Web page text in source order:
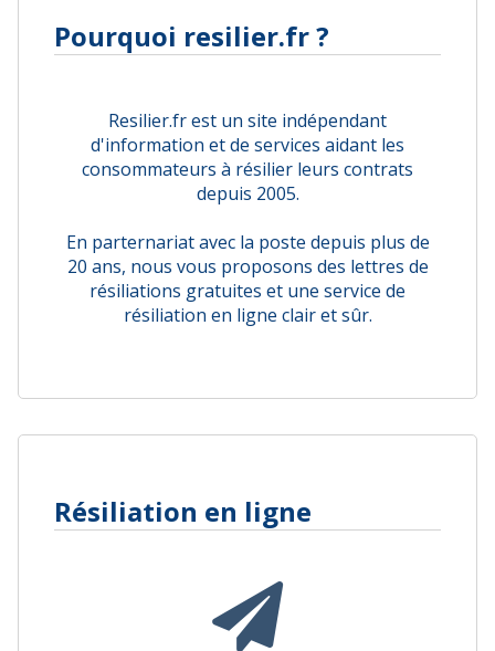
Pourquoi resilier.fr ?
Resilier.fr est un site indépendant
d'information et de services aidant les
consommateurs à résilier leurs contrats
depuis 2005.
En parternariat avec la poste depuis plus de
20 ans, nous vous proposons des lettres de
résiliations gratuites et une service de
résiliation en ligne clair et sûr.
Résiliation en ligne